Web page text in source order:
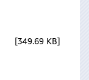
349.69 KB